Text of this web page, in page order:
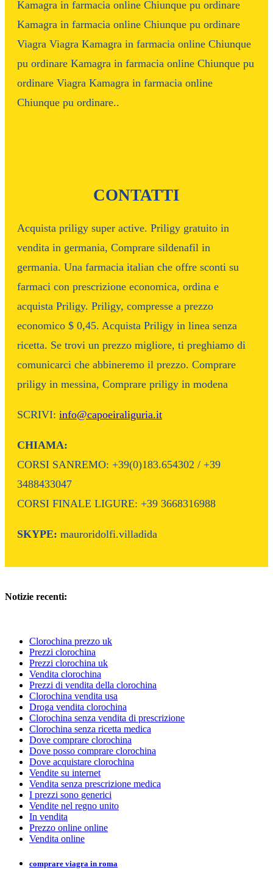
Kamagra in farmacia online Chiunque pu ordinare
Kamagra in farmacia online Chiunque pu ordinare
Viagra Viagra Kamagra in farmacia online Chiunque
pu ordinare Kamagra in farmacia online Chiunque pu
ordinare Viagra Kamagra in farmacia online
Chiunque pu ordinare..
CONTATTI
Acquista priligy super active. Priligy gratuito in
vendita in germania, Comprare sildenafil in
germania. Una farmacia italian che offre sconti su
farmaci con prescrizione economica, ordina e
acquista Priligy. Priligy, compresse a prezzo
economico $ 0,45. Acquista Priligy in linea senza
ricetta. Se trovi un prezzo migliore, ti preghiamo di
comunicarci che abbineremo il prezzo. Comprare
priligy in messina, Comprare priligy in modena
SCRIVI: info@capoeiraliguria.it
CHIAMA:
CORSI SANREMO: +39(0)183.654302 / +39
3488433047
CORSI FINALE LIGURE: +39 3668316988
SKYPE: mauroridolfi.villadida
Notizie recenti:
Clorochina prezzo uk
Prezzi clorochina
Prezzi clorochina uk
Vendita clorochina
Prezzi di vendita della clorochina
Clorochina vendita usa
Droga vendita clorochina
Clorochina senza vendita di prescrizione
Clorochina senza ricetta medica
Dove comprare clorochina
Dove posso comprare clorochina
Dove acquistare clorochina
Vendite su internet
Vendita senza prescrizione medica
I prezzi sono generici
Vendite nel regno unito
In vendita
Prezzo online online
Vendita online
comprare viagra in roma